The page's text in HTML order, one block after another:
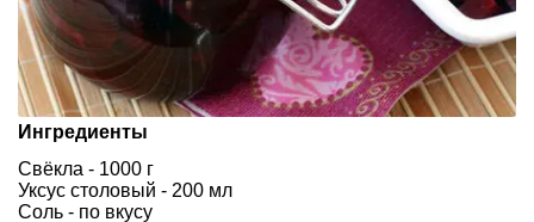
Ингредиенты
Свёкла - 1000 г
Уксус столовый - 200 мл
Соль - по вкусу